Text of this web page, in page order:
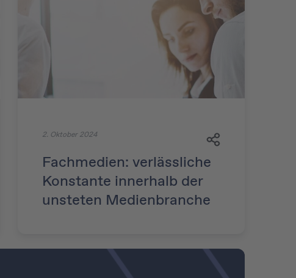
2. Oktober 2024
Fachmedien: verlässliche
Konstante innerhalb der
unsteten Medienbranche